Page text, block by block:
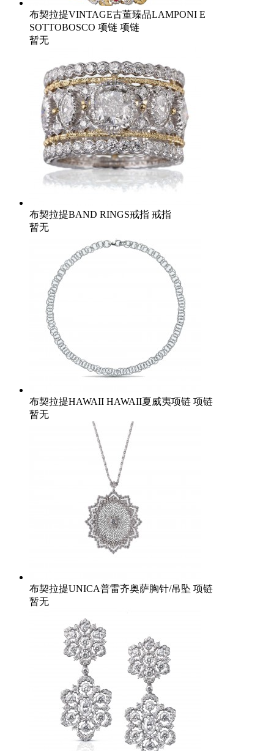
布契拉提VINTAGE古董臻品LAMPONI E
SOTTOBOSCO 项链 项链
暂无
布契拉提BAND RINGS戒指 戒指
暂无
布契拉提HAWAII HAWAII夏威夷项链 项链
暂无
布契拉提UNICA普雷齐奥萨胸针/吊坠 项链
暂无